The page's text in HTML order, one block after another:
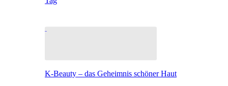
K-Beauty – das Geheimnis schöner Haut